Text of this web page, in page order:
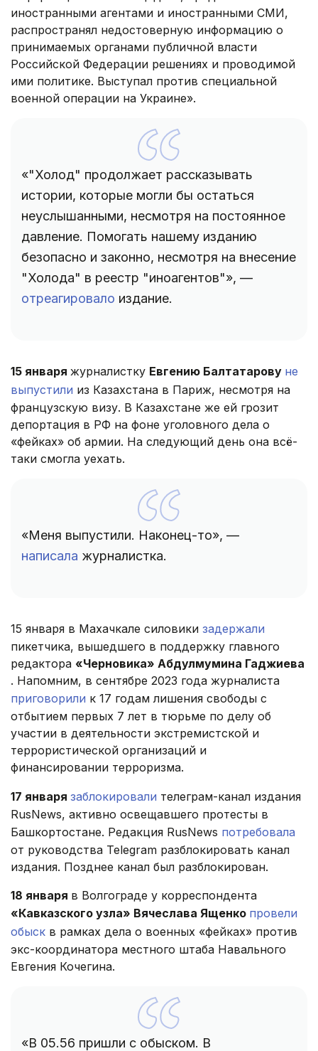
иностранными агентами и иностранными СМИ,
распространял недостоверную информацию о
принимаемых органами публичной власти
Российской Федерации решениях и проводимой
ими политике. Выступал против специальной
военной операции на Украине».
«"Холод" продолжает рассказывать
истории, которые могли бы остаться
неуслышанными, несмотря на постоянное
давление. Помогать нашему изданию
безопасно и законно, несмотря на внесение
"Холода" в реестр "иноагентов"», —
отреагировало издание.
15 января журналистку Евгению Балтатарову не
выпустили из Казахстана в Париж, несмотря на
французскую визу. В Казахстане же ей грозит
депортация в РФ на фоне уголовного дела о
«фейках» об армии. На следующий день она всё-
таки смогла уехать.
«Меня выпустили. Наконец-то», —
написала журналистка.
15 января в Махачкале силовики задержали
пикетчика, вышедшего в поддержку главного
редактора «Черновика» Абдулмумина Гаджиева
. Напомним, в сентябре 2023 года журналиста
приговорили к 17 годам лишения свободы с
отбытием первых 7 лет в тюрьме по делу об
участии в деятельности экстремистской и
террористической организаций и
финансировании терроризма.
17 января заблокировали телеграм-канал издания
RusNews, активно освещавшего протесты в
Башкортостане. Редакция RusNews потребовала
от руководства Telegram разблокировать канал
издания. Позднее канал был разблокирован.
18 января в Волгограде у корреспондента
«Кавказского узла» Вячеслава Ященко провели
обыск в рамках дела о военных «фейках» против
экс-координатора местного штаба Навального
Евгения Кочегина.
«В 05.56 пришли с обыском. В